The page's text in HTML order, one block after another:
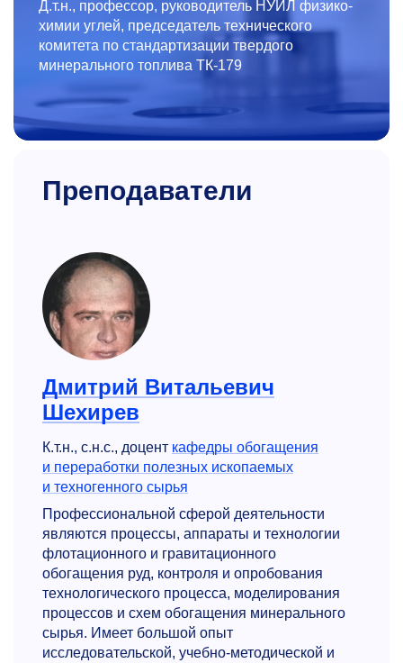
Д.т.н., профессор, руководитель НУИЛ физико-
химии углей, председатель технического
комитета по стандартизации твердого
минерального топлива ТК-179
Преподаватели
Дмитрий Витальевич
Шехирев
К.т.н., с.н.с., доцент кафедры обогащения
и переработки полезных ископаемых
и техногенного сырья
Профессиональной сферой деятельности
являются процессы, аппараты и технологии
флотационного и гравитационного
обогащения руд, контроля и опробования
технологического процесса, моделирования
процессов и схем обогащения минерального
сырья. Имеет большой опыт
исследовательской, учебно-методической и